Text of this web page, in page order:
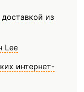
из
Lee
интернет-